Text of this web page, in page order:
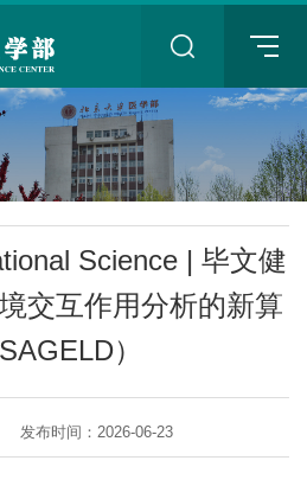
+
+
Science | 毕文健
交互作用分析的新算
）
发布时间：2026-06-23